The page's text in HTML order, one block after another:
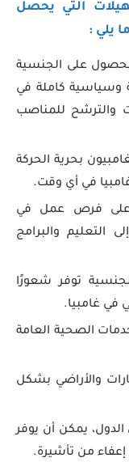
التي يحصل
يلي :
على الجنسية
وسياسية كاملة في
والترشح للمناصب
بحرية الحركة
في أي وقت.
فرص عمل في
التعليم والبرامج
توفر شعورًا
في غامبيا.
الصحية العامة
والأراضي بشكل
يمكن أن يوفر
من تأشيرة.